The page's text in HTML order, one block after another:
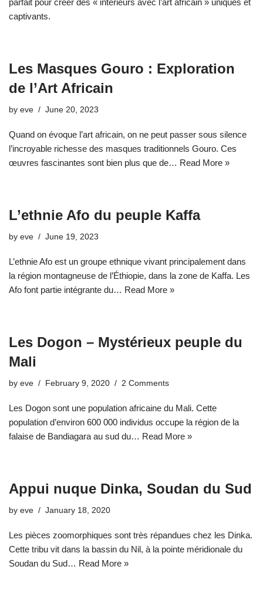
parfait pour créer des « intérieurs avec l’art africain » uniques et
captivants.
Les Masques Gouro : Exploration
de l’Art Africain
by eve June 20, 2023
Quand on évoque l’art africain, on ne peut passer sous silence
l’incroyable richesse des masques traditionnels Gouro. Ces
œuvres fascinantes sont bien plus que de… Read More »
L’ethnie Afo du peuple Kaffa
by eve June 19, 2023
L’ethnie Afo est un groupe ethnique vivant principalement dans
la région montagneuse de l’Éthiopie, dans la zone de Kaffa. Les
Afo font partie intégrante du… Read More »
Les Dogon – Mystérieux peuple du
Mali
by eve February 9, 2020 2 Comments
Les Dogon sont une population africaine du Mali. Cette
population d’environ 600 000 individus occupe la région de la
falaise de Bandiagara au sud du… Read More »
Appui nuque Dinka, Soudan du Sud
by eve January 18, 2020
Les pièces zoomorphiques sont très répandues chez les Dinka.
Cette tribu vit dans la bassin du Nil, à la pointe méridionale du
Soudan du Sud… Read More »